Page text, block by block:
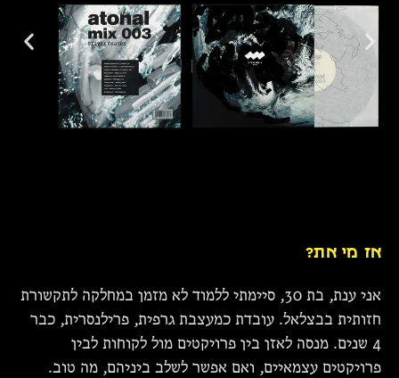
אז מי את?
אני ענת, בת 30, סיימתי ללמוד לא מזמן במחלקה לתקשורת
חזותית בבצלאל. עובדת כמעצבת גרפית, פרילנסרית, כבר
4 שנים. מנסה לאזן בין פרויקטים מול לקוחות לבין
פרויקטים עצמאיים, ואם אפשר לשלב ביניהם, מה טוב.